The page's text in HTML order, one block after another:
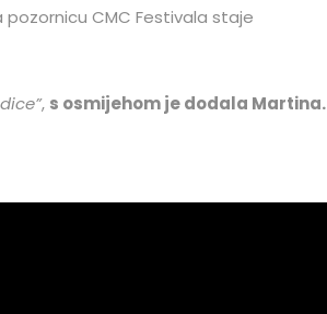
CMC Festivala staje
, s osmijehom je dodala Martina.